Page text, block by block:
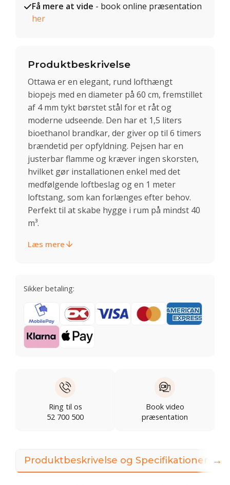
Få mere at vide - book online præsentation
her
Produktbeskrivelse
Ottawa er en elegant, rund lofthængt
biopejs med en diameter på 60 cm, fremstillet
af 4 mm tykt børstet stål for et råt og
moderne udseende. Den har et 1,5 liters
bioethanol brandkar, der giver op til 6 timers
brændetid per opfyldning. Pejsen har en
justerbar flamme og kræver ingen skorsten,
hvilket gør installationen enkel med det
medfølgende loftbeslag og en 1 meter
loftstang, som kan forlænges efter behov.
Perfekt til at skabe hygge i rum på mindst 40
m³.
Læs mere
Sikker betaling:
Ring til os
52 700 500
Book video
præsentation
Produktbeskrivelse og Specifikationer →